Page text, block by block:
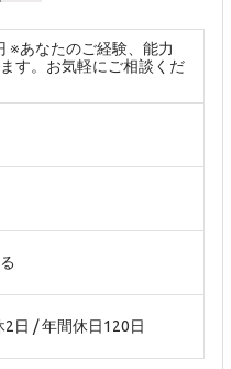
※あなたのご経験、能力
す。お気軽にご相談くだ
日 / 年間休日120日